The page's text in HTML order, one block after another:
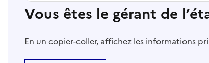
Vous êtes le gérant de
En un copier-coller, affichez les informations